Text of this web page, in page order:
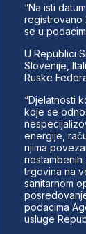
“Na isti
registrovano
se u
U Republici
Slovenije,
Ruske
“Djelatnosti
koje se
energije,
njima
nestambenih
trgovina na
sanitarnom
podacima
usluge